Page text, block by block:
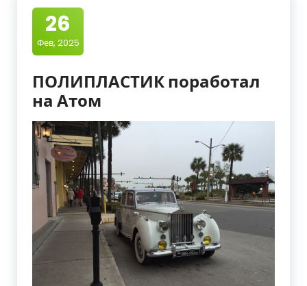
26
Фев, 2025
ПОЛИПЛАСТИК поработал
на Атом